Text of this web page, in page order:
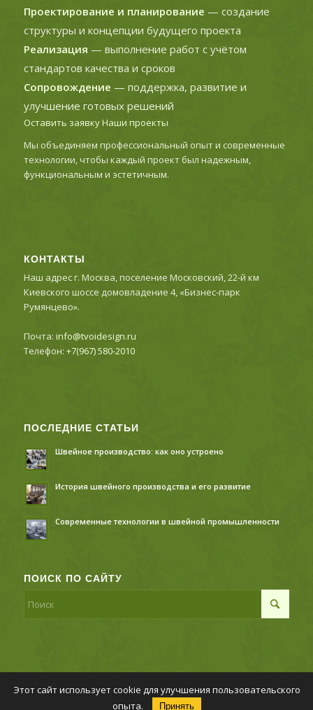
Проектирование и планирование — создание
структуры и концепции будущего проекта
Реализация — выполнение работ с учётом
стандартов качества и сроков
Сопровождение — поддержка, развитие и
улучшение готовых решений
Оставить заявкуНаши проекты
Мы объединяем профессиональный опыт и современные
технологии, чтобы каждый проект был надежным,
функциональным и эстетичным.
КОНТАКТЫ
Наш адрес г. Москва, поселение Московский, 22-й км
Киевского шоссе домовладение 4, «Бизнес-парк
Румянцево».
Почта: info@tvoidesign.ru
Телефон: +7(967) 580-2010
ПОСЛЕДНИЕ СТАТЬИ
Швейное производство: как оно устроено
История швейного производства и его развитие
Современные технологии в швейной промышленности
ПОИСК ПО САЙТУ
© Копирайт - Швейное производство,Политика
-Enfold Theme by Kriesi
Этот сайт использует cookie для улучшения пользовательского
опыта.
Принять